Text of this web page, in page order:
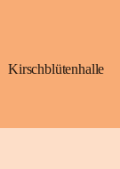
Kirschblütenhalle